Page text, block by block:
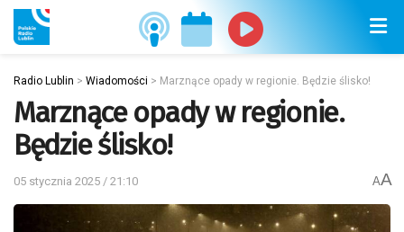
Radio Lublin > Wiadomości > Marznące opady w regionie. Będzie ślisko!
Marznące opady w regionie.
Będzie ślisko!
05 stycznia 2025 / 21:10 AA